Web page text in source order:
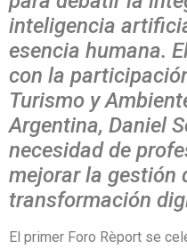
inteligencia
esencia humana.
con la
Turismo y
Argentina, Daniel
necesidad de
mejorar la gestión
transformación
El primer Foro Rèport se